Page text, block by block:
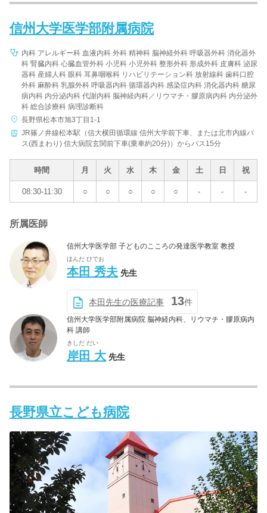
信州大学医学部附属病院
内科 アレルギー科 血液内科 外科 精神科 脳神経外科 呼吸器外科 消化器外
科 腎臓内科 心臓血管外科 小児科 小児外科 整形外科 形成外科 皮膚科 泌尿
器科 産婦人科 眼科 耳鼻咽喉科 リハビリテーション科 放射線科 歯科口腔
外科 麻酔科 乳腺外科 呼吸器内科 循環器内科 感染症内科 消化器内科 糖尿
病内科 内分泌内科 代謝内科 脳神経内科／リウマチ・膠原病内科 内分泌外
科 総合診療科 病理診断科
長野県松本市旭3丁目1-1
JR篠ノ井線松本駅（信大横田循環線 信州大学前下車、または北市内線バ
ス(西まわり) 信大病院玄関前下車(乗車約20分)）からバス15分
時間 月 火 水 木 金 土 日 祝
08:30-11:30 ○ ○ ○ ○ ○ - - -
所属医師
信州大学医学部 子どものこころの発達医学教室 教授
ほんだ ひでお
本田 秀夫 先生
本田先生の医療記事 13件
信州大学医学部附属病院 脳神経内科、リウマチ・膠原病内
科 講師
きしだ だい
岸田 大 先生
長野県立こども病院